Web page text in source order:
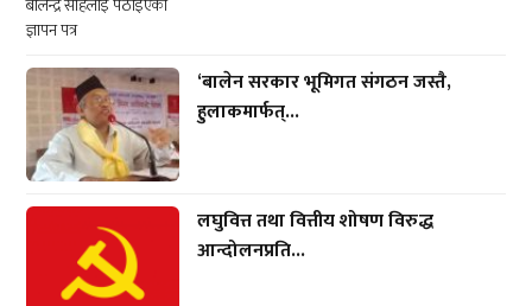
‘बालेन सरकार भूमिगत संगठन जस्तै,
हुलाकमार्फत्...
लघुवित्त तथा वित्तीय शोषण विरुद्ध
आन्दोलनप्रति...